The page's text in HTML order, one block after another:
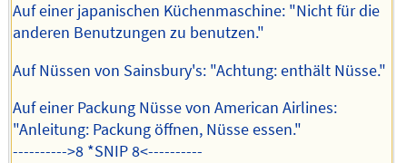
Auf einer japanischen Küchenmaschine: "Nicht für die
anderen Benutzungen zu benutzen."
Auf Nüssen von Sainsbury's: "Achtung: enthält Nüsse."
Auf einer Packung Nüsse von American Airlines:
"Anleitung: Packung öffnen, Nüsse essen."
---------->8 *SNIP 8<----------